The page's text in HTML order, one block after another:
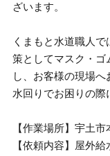
ざいます。
くまもと水道職人
策としてマスク・ゴ
し、お客様の現場へ
水回りでお困りの際
【作業場所】宇土市
【依頼内容】屋外